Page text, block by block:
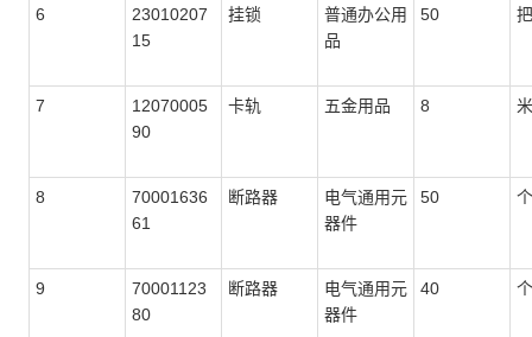
6
23010207
15
挂锁
普通办公用
品
50 把
7
12070005
90
卡轨 五金用品 8 米
8
70001636
61
断路器
电气通用元
器件
50 个
9
70001123
80
断路器
电气通用元
器件
40 个